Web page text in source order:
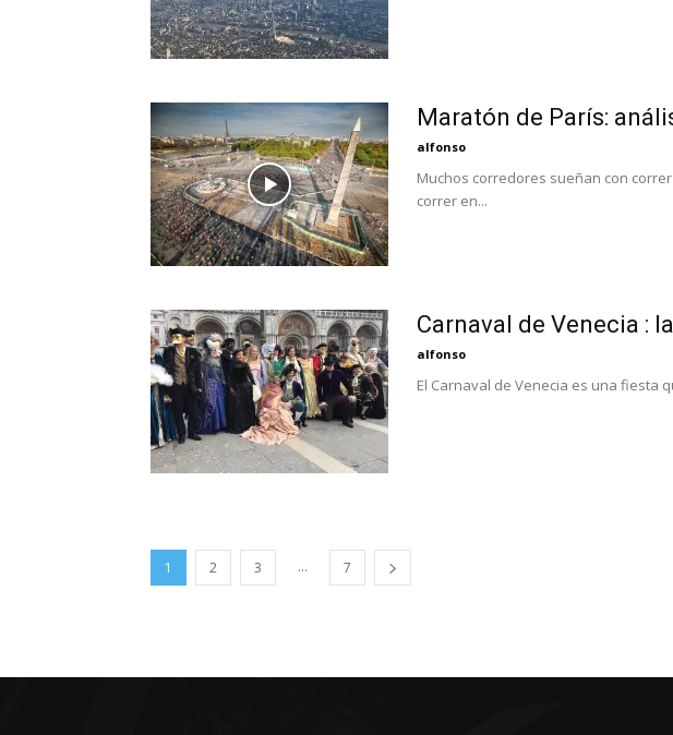
Maratón de París:
alfonso
Muchos corredores sueñan con
correr en...
Carnaval de Venecia :
alfonso
El Carnaval de Venecia es una fiesta
1 2 3 ... 7